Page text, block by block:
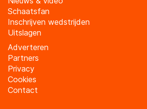
Schaatsfan
Inschrijven wedstrijden
Uitslagen
Adverteren
Partners
Privacy
Cookies
Contact